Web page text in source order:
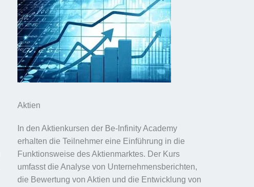
Aktien
In den Aktienkursen der Be-Infinity Academy
erhalten die Teilnehmer eine Einführung in die
Funktionsweise des Aktienmarktes. Der Kurs
umfasst die Analyse von Unternehmensberichten,
die Bewertung von Aktien und die Entwicklung von